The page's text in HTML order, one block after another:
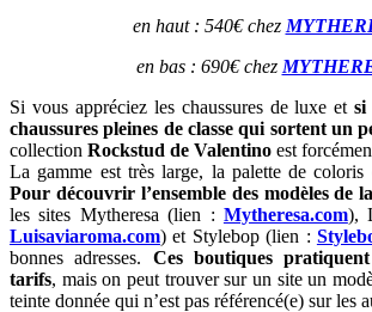
en haut : 540€ chez
en bas : 690€ chez
Si vous appréciez les chaussures de luxe etsi
chaussures pleines de classe qui sortent un
collection Rockstud de Valentino est
La gamme est très large, la palette de coloris
Pour découvrir l’ensemble des modèles de
les sites Mytheresa (lien : Mytheresa.com),
Luisaviaroma.com) et Stylebop (lien :
bonnes adresses. Ces boutiques
tarifs, mais on peut trouver sur un site un
teinte donnée qui n’est pas référencé(e) sur les